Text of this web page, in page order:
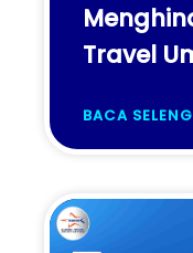
Travel
BACA